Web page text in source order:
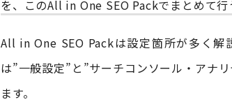
を、このAll in One SEO Packでまとめて
All in One SEO Packは設定箇所が多く
は”一般設定”と”サーチコンソール・アナ
ます。